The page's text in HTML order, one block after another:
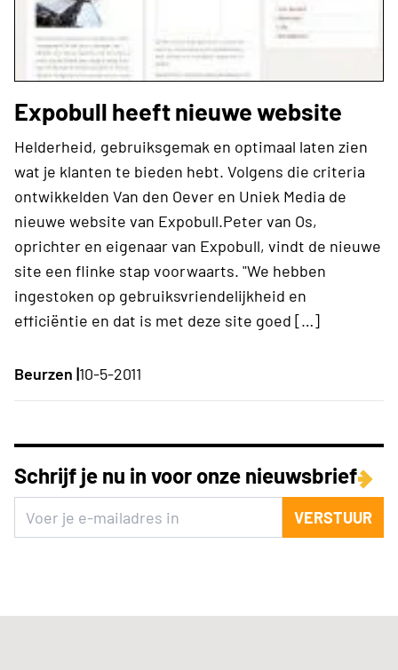
Expobull heeft nieuwe website
Helderheid, gebruiksgemak en optimaal laten zien
wat je klanten te bieden hebt. Volgens die criteria
ontwikkelden Van den Oever en Uniek Media de
nieuwe website van Expobull.Peter van Os,
oprichter en eigenaar van Expobull, vindt de nieuwe
site een flinke stap voorwaarts. "We hebben
ingestoken op gebruiksvriendelijkheid en
efficiëntie en dat is met deze site goed […]
Beurzen |10-5-2011
Schrijf je nu in voor onze nieuwsbrief
VERSTUUR